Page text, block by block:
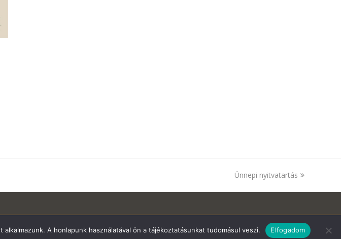
next
Ünnepi nyitvatartás
- All Rights ReservedA honlapunk használatával ön a tájékoztatásunkat tudomásul veszi. Elfogadom